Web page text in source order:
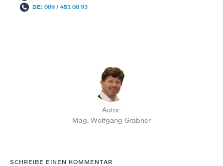
DE: 089 / 451 08 93
Autor:
Mag. Wolfgang Grabner
SCHREIBE EINEN KOMMENTAR